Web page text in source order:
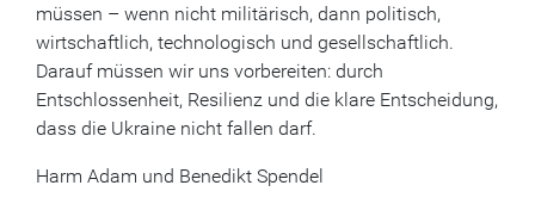
müssen – wenn nicht militärisch, dann politisch,
wirtschaftlich, technologisch und gesellschaftlich.
Darauf müssen wir uns vorbereiten: durch
Entschlossenheit, Resilienz und die klare Entscheidung,
dass die Ukraine nicht fallen darf.
Harm Adam und Benedikt Spendel